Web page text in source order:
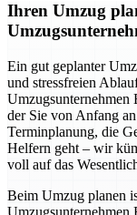
Ihren Umzug
Ein gut geplanter
und stressfreien
Umzugsunternehmen
der Sie von Anfang
Terminplanung, die
Helfern geht – wir
voll auf das
Beim Umzug planen